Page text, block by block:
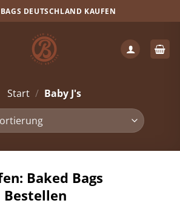
DEUTSCHLAND KAUFEN
Start / Baby J's
Baked Bags
Bestellen